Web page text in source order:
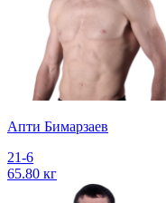
Апти Бимарзаев
21-6
65.80 кг